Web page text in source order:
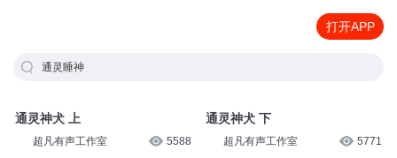
打开APP
通灵睡神
通灵神犬 上
超凡有声工作室 5588
通灵神犬 下
超凡有声工作室 5771